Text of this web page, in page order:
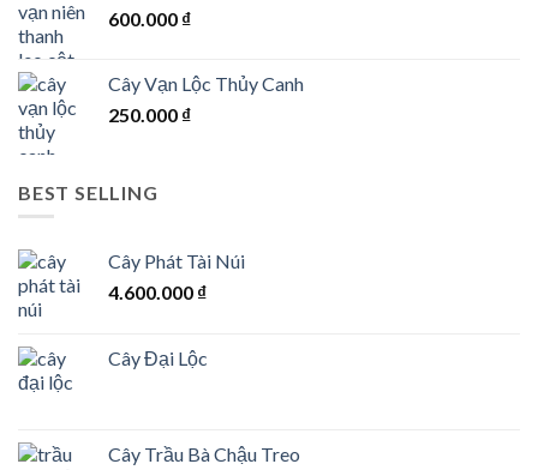
600.000 ₫
Cây Vạn Lộc Thủy Canh
250.000 ₫
BEST SELLING
Cây Phát Tài Núi
4.600.000 ₫
Cây Đại Lộc
Cây Trầu Bà Chậu Treo